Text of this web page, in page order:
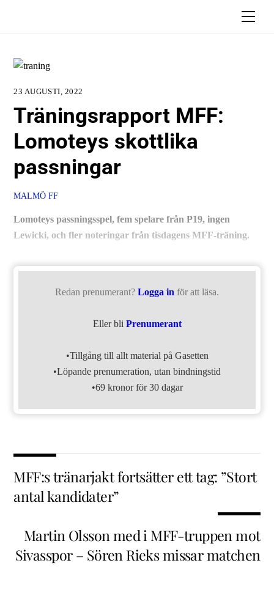
23 AUGUSTI, 2022
Träningsrapport MFF:
Lomoteys skottlika
passningar
MALMÖ FF
Lomoteys passningsspel, fem spelare från P19, ingen
Lewicki, och fler noteringar från tisdagens MFF-träning.
Redan prenumerant? Logga in för att läsa.
Eller bli Prenumerant
•Tillgång till allt material på Gasetten
•Löpande prenumeration, utan bindningstid
•69 kronor för 30 dagar
MFF:s tränarjakt fortsätter ett tag: ”Stort
antal kandidater”
Martin Olsson med i MFF-truppen mot
Sivasspor – Sören Rieks missar matchen